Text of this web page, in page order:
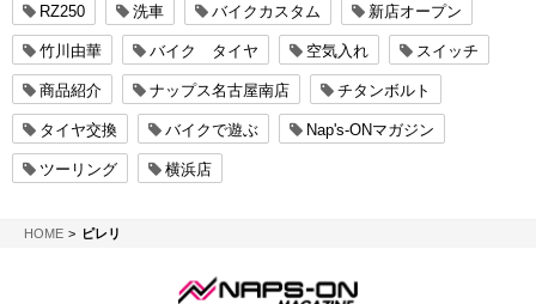
RZ250 洗車 バイクカスタム 新店オープン
竹川由華 バイク タイヤ 空気入れ スイッチ
商品紹介 ナップス名古屋南店 チタンボルト
タイヤ交換 バイクで遊ぶ Nap's-ONマガジン
ツーリング 横浜店
HOMENAPS-ON マガジン
ピレリ